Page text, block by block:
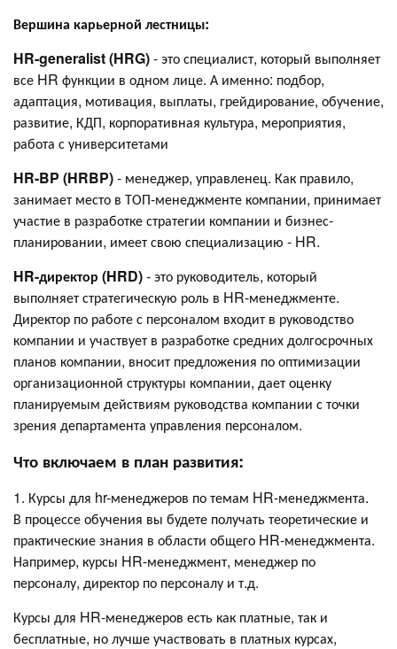
Вершина карьерной лестницы:
HR-generalist (HRG)- это специалист, который выполняет
все HR функции в одном лице. А именно: подбор,
адаптация, мотивация, выплаты, грейдирование, обучение,
развитие, КДП, корпоративная культура, мероприятия,
работа с университетами
HR-BP (HRBP)- менеджер, управленец. Как правило,
занимает место в ТОП-менеджменте компании, принимает
участие в разработке стратегии компании и бизнес-
планировании, имеет свою специализацию - HR.
HR-директор (HRD)- это руководитель, который
выполняет стратегическую роль в HR-менеджменте.
Директор по работе с персоналом входит в руководство
компании и участвует в разработке средних долгосрочных
планов компании, вносит предложения по оптимизации
организационной структуры компании, дает оценку
планируемым действиям руководства компании с точки
зрения департамента управления персоналом.
Что включаем в план развития:
1. Курсы для hr-менеджеров по темам HR-менеджмента.
В процессе обучения вы будете получать теоретические и
практические знания в области общего HR-менеджмента.
Например, курсы HR-менеджмент, менеджер по
персоналу, директор по персоналу и т.д.
Курсы для HR-менеджеров есть как платные, так и
бесплатные, но лучше участвовать в платных курсах,